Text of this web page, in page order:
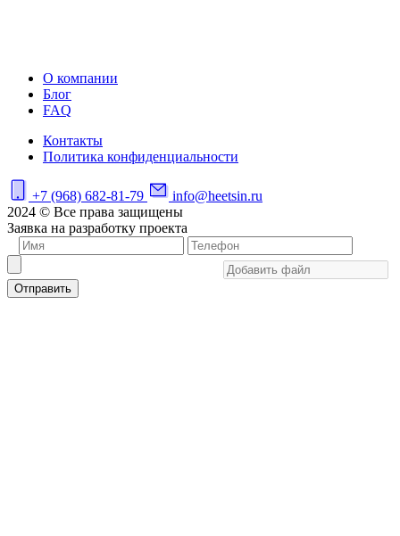
О компании
Блог
FAQ
Контакты
Политика конфиденциальности
+7 (968) 682-81-79
info@heetsin.ru
2024 © Все права защищены
Заявка на разработку проекта
Отправить